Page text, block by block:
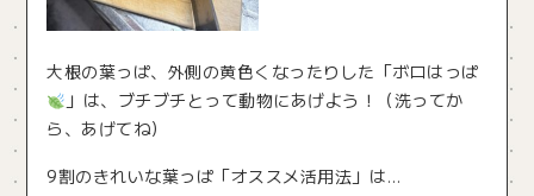
大根の葉っぱ、外側の黄色くなったりした「ボロはっぱ
」は、ブチブチとって動物にあげよう！（洗ってか
ら、あげてね）
9割のきれいな葉っぱ「オススメ活用法」は…